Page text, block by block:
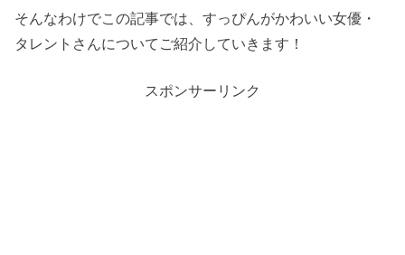
そんなわけでこの記事では、すっぴんがかわいい女優・
タレントさんについてご紹介していきます！
スポンサーリンク